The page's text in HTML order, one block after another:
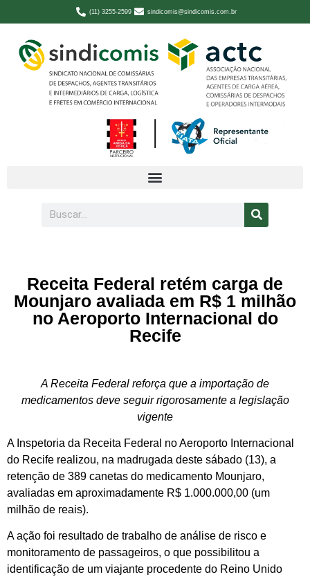
(11) 3255-2599 sindicomis@sindicomis.com.br
Receita Federal retém carga de
Mounjaro avaliada em R$ 1 milhão
no Aeroporto Internacional do
Recife
A Receita Federal reforça que a importação de
medicamentos deve seguir rigorosamente a legislação
vigente
A Inspetoria da Receita Federal no Aeroporto Internacional
do Recife realizou, na madrugada deste sábado (13), a
retenção de 389 canetas do medicamento Mounjaro,
avaliadas em aproximadamente R$ 1.000.000,00 (um
milhão de reais).
A ação foi resultado de trabalho de análise de risco e
monitoramento de passageiros, o que possibilitou a
identificação de um viajante procedente do Reino Unido